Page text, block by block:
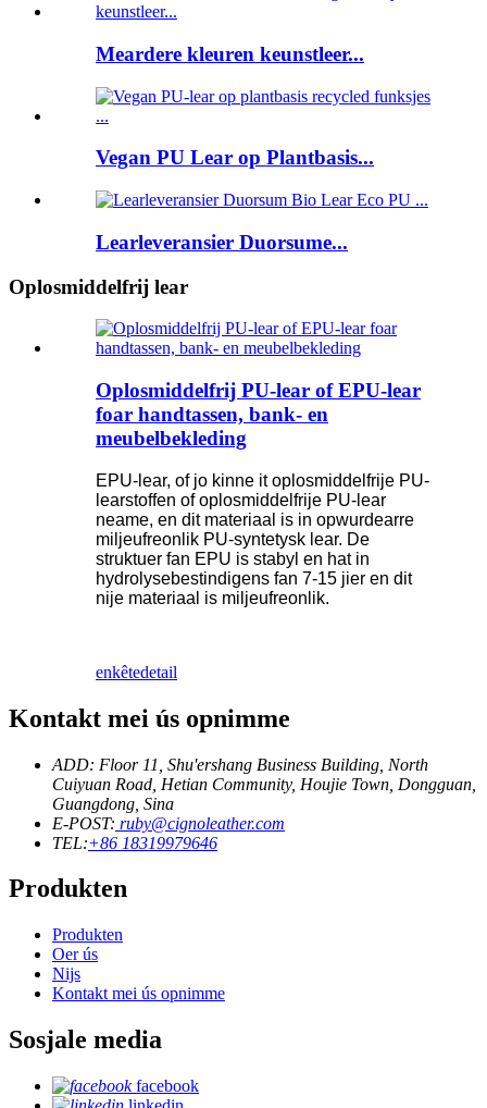
Meardere kleuren keunstleer...
Vegan PU Lear op Plantbasis...
Learleveransier Duorsume...
Oplosmiddelfrij lear
Oplosmiddelfrij PU-lear of EPU-lear
foar handtassen, bank- en
meubelbekleding
EPU-lear, of jo kinne it oplosmiddelfrije PU-
learstoffen of oplosmiddelfrije PU-lear
neame, en dit materiaal is in opwurdearre
miljeufreonlik PU-syntetysk lear. De
struktuer fan EPU is stabyl en hat in
hydrolysebestindigens fan 7-15 jier en dit
nije materiaal is miljeufreonlik.
enkêtedetail
Kontakt mei ús opnimme
ADD: Floor 11, Shu'ershang Business Building, North
Cuiyuan Road, Hetian Community, Houjie Town, Dongguan,
Guangdong, Sina
E-POST: ruby@cignoleather.com
TEL:+86 18319979646
Produkten
Produkten
Oer ús
Nijs
Kontakt mei ús opnimme
Sosjale media
facebook